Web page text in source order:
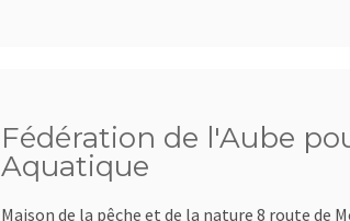
Fédération de l'Aube
Aquatique
Maison de la pêche et de la nature 8 route de